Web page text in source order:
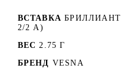
ВСТАВКА БРИЛЛИАНТ
2/2 А)
ВЕС 2.75 Г
БРЕНД VESNA